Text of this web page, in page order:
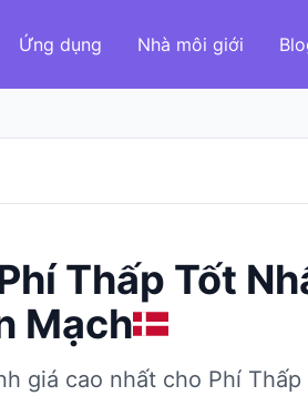
Ứng dụng Nhà môi giới
Thấp Tốt
Mạch
giá cao nhất cho Phí